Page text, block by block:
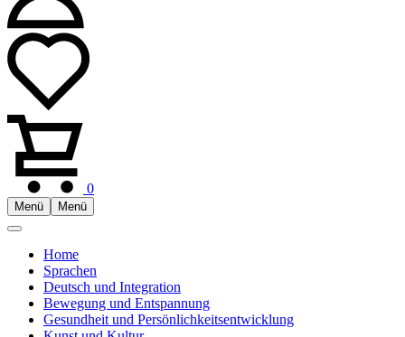
0
Menü Menü
Home
Sprachen
Deutsch und Integration
Bewegung und Entspannung
Gesundheit und Persönlichkeitsentwicklung